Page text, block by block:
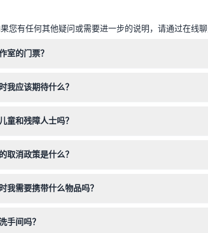
您有任何其他疑问或需要进一步的说明，请通过在线
室的门票？
我应该期待什么？
童和残障人士吗？
取消政策是什么？
我需要携带什么物品吗？
手间吗？